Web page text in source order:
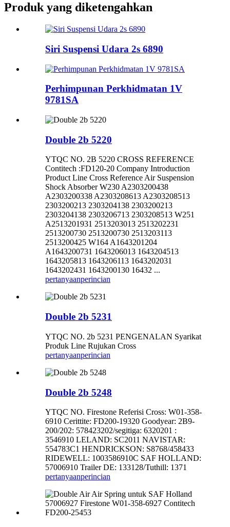
Produk yang diketengahkan
Siri Suspensi Udara 2s 6890
Perhimpunan Perkhidmatan 1V
9781SA
Double 2b 5220
YTQC NO. 2B 5220 CROSS REFERENCE
Contitech :FD120-20 Company Introduction
Product Line Cross Reference Air Suspension
Shock Absorber W230 A2303200438
A2303200338 A2303208613 A2303208513
2303200213 2303204138 2303200213
2303204138 2303206713 2303208513 W251
A2513201931 2513203013 2513202231
2513200730 2513200730 2513203113
2513200425 W164 A1643201204
A1643200731 1643206013 1643204513
1643205813 1643206113 1643202031
1643202431 1643200130 16432 ...
pertanyaanperincian
Double 2b 5231
YTQC NO. 2b 5231 PENGENALAN Syarikat
Produk Line Rujukan Cross
pertanyaanperincian
Double 2b 5248
YTQC NO. Firestone Referisi Cross: W01-358-
6910 Cerittite: FD200-19320 Goodyear: 2B9-
200/202: 578423202/segitiga: 6320201 :
3546910 LELAND: SC2011 NAVISTAR:
554783C1 HENDRICKSON: S8768/458433
RIDEWELL: 1003586910C SAF HOLLAND:
57006910 Trailer DE: 133128/Tuthill: 1371
pertanyaanperincian